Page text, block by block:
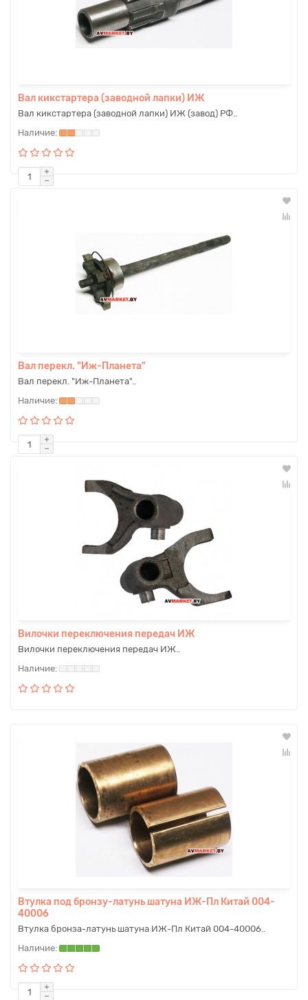
Вал кикстартера (заводной лапки) ИЖ
Вал кикстартера (заводной лапки) ИЖ (завод) РФ..
Вал перекл. "Иж-Планета"
Вал перекл. "Иж-Планета"..
Вилочки переключения передач ИЖ
Вилочки переключения передач ИЖ..
Втулка под бронзу-латунь шатуна ИЖ-Пл Китай 004-
40006
Втулка бронза-латунь шатуна ИЖ-Пл Китай 004-40006..